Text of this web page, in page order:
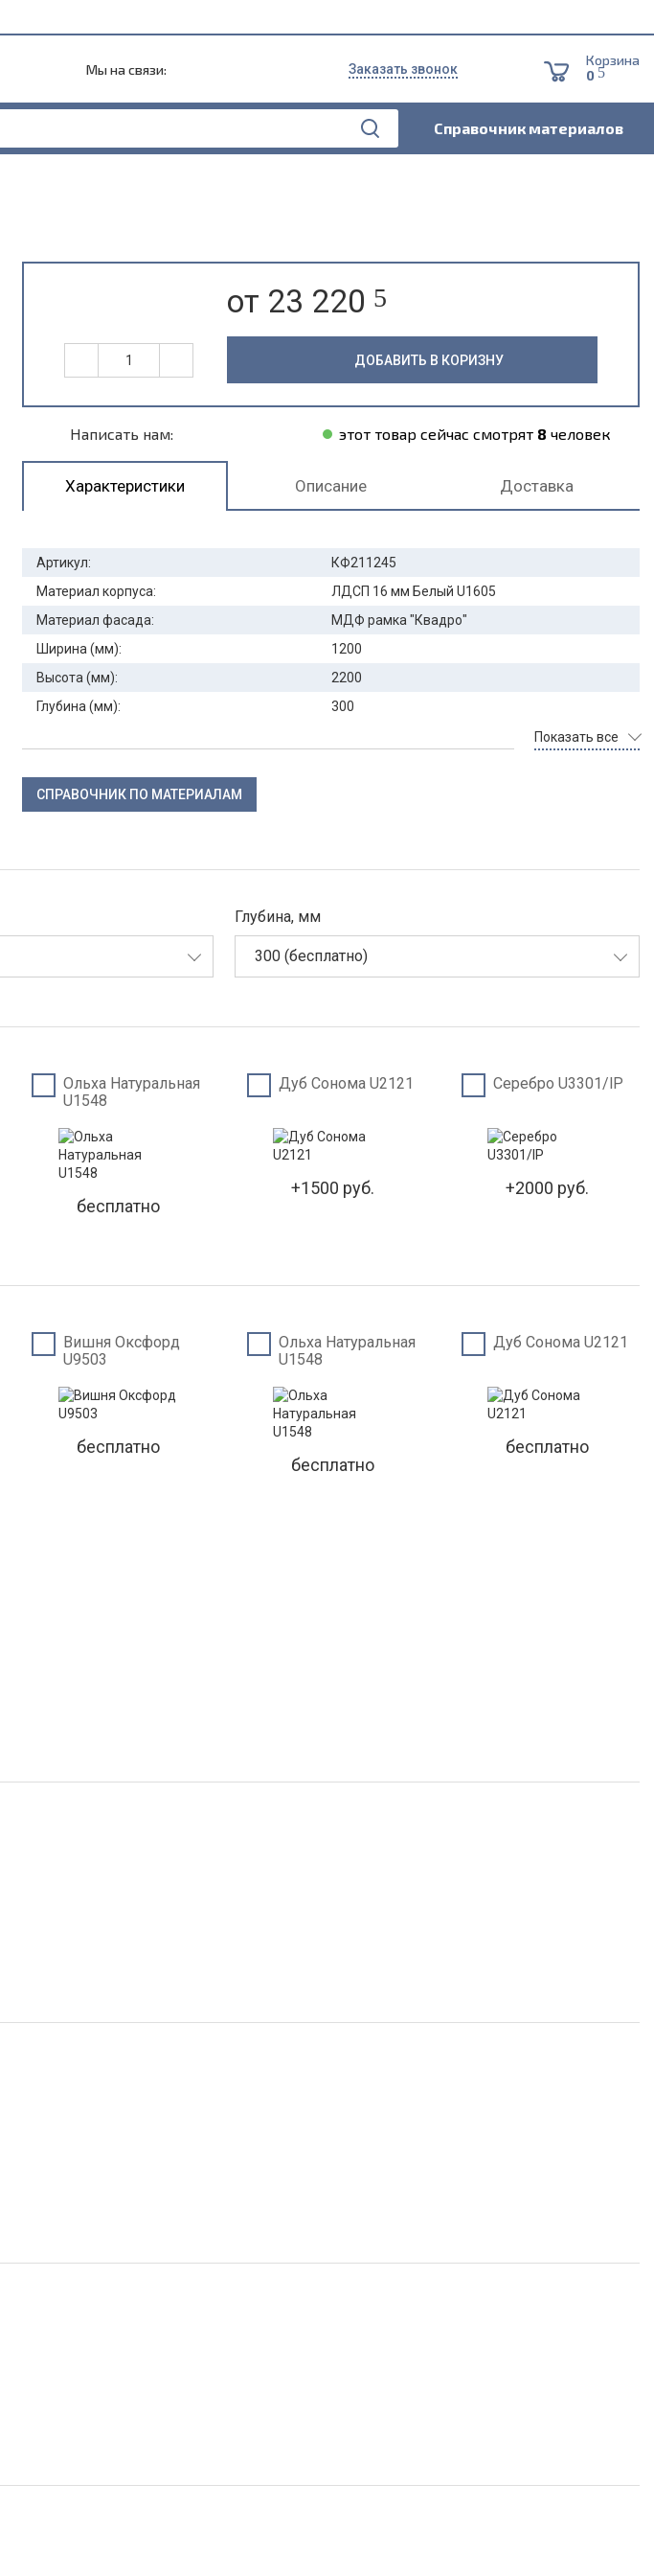
Мы на связи: Заказать звонок
Корзина
0 5
Справочник материалов
от 23 220 5
ДОБАВИТЬ В КОРИЗНУ
Написать нам: этот товар сейчас смотрят 8 человек
Характеристики Описание Доставка
Артикул:
КФ211245
Материал корпуса:
ЛДСП 16 мм Белый U1605
Материал фасада:
МДФ рамка "Квадро"
Ширина (мм):
1200
Высота (мм):
2200
Глубина (мм):
300
Показать все
СПРАВОЧНИК ПО МАТЕРИАЛАМ
Глубина, мм
300 (бесплатно)
Ольха Натуральная
U1548
бесплатно
Дуб Сонома U2121
+1500 руб.
Серебро U3301/lP
+2000 руб.
Вишня Оксфорд
U9503
бесплатно
Ольха Натуральная
U1548
бесплатно
Дуб Сонома U2121
бесплатно